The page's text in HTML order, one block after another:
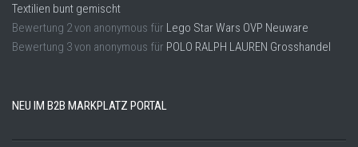
Textilien bunt gemischt
Bewertung 2von anonymous für Lego Star Wars OVP Neuware
Bewertung 3von anonymous für POLO RALPH LAUREN Grosshandel
NEU IM B2B MARKPLATZ PORTAL